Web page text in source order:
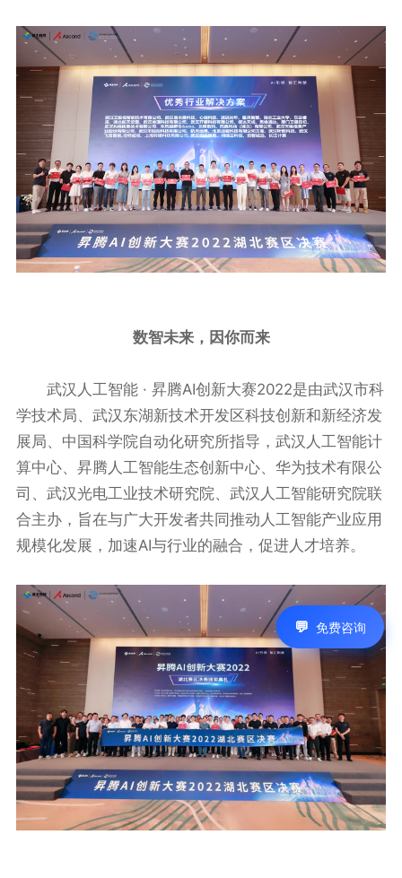
数智未来，因你而来
武汉人工智能 · 昇腾AI创新大赛2022是由武汉市科
学技术局、武汉东湖新技术开发区科技创新和新经济发
展局、中国科学院自动化研究所指导，武汉人工智能计
算中心、昇腾人工智能生态创新中心、华为技术有限公
司、武汉光电工业技术研究院、武汉人工智能研究院联
合主办，旨在与广大开发者共同推动人工智能产业应用
规模化发展，加速AI与行业的融合，促进人才培养。
免费咨询